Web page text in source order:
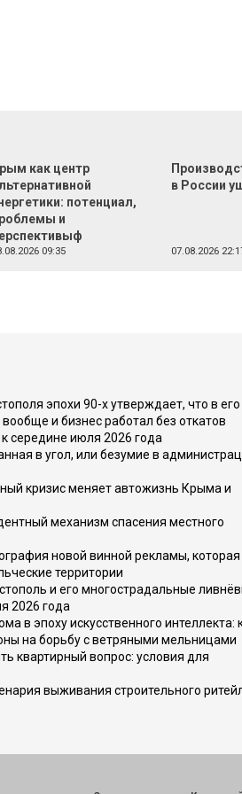
как центр
потенциал,
и
09:35
в России
07.08.2026
эпохи 90-х утверждает, что в его
и бизнес работал без откатов
середине июля 2026 года
в угол, или безумие в
кризис меняет автожизнь Крыма и
механизм спасения местного
новой винной рекламы, которая
территории
и его многострадальные
2026 года
в эпоху искусственного интеллекта:
на борьбу с ветряными мельницами
квартирный вопрос: условия для
выживания строительного